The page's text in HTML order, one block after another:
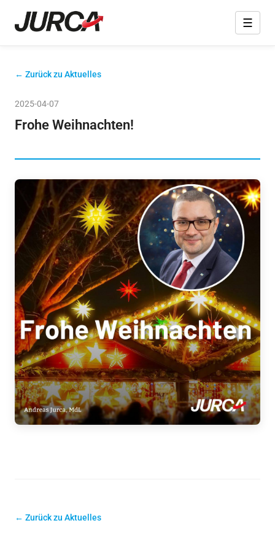
☰
← Zurück zu Aktuelles
2025-04-07
Frohe Weihnachten!
← Zurück zu Aktuelles